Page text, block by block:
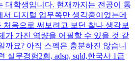
대학생입니다. 현재까지는 전공이 통
디지털 업무쪽만 생각중이었는데
처음으로 써보려고 보던 찰나 생각보
가 가진 역량을 어필할 수 있을 것 같
까요? 아직 스펙은 충분하진 않습니
실무경험2회, adsp, sqld,한국사 1급